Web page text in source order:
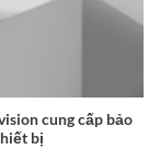
cung cấp bảo
bị